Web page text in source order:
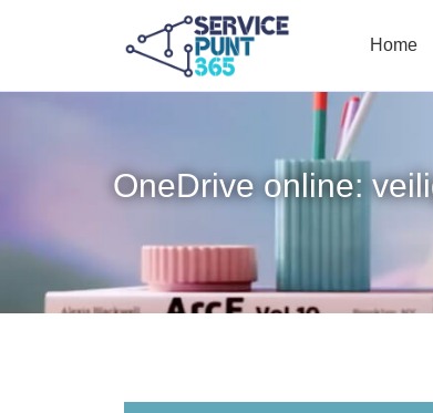
Home
OneDrive online: